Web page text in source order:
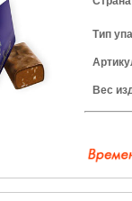
Тип
Вес